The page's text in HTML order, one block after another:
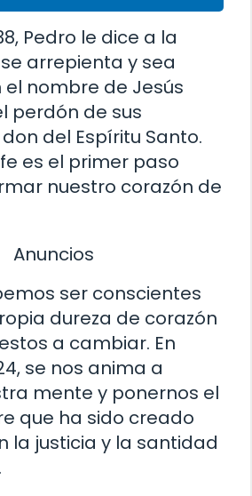
Pedro le dice a la
arrepienta y sea
nombre de Jesús
perdón de sus
del Espíritu Santo.
es el primer paso
nuestro corazón de
Anuncios
ser conscientes
dureza de corazón
a cambiar. En
se nos anima a
mente y ponernos el
que ha sido creado
la justicia y la santidad